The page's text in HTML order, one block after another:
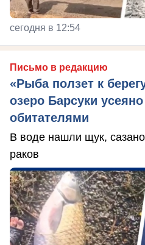
сегодня в 12:54
Письмо в редакцию
«Рыба ползет к
озеро Барсуки
обитателями
В воде нашли щук,
раков